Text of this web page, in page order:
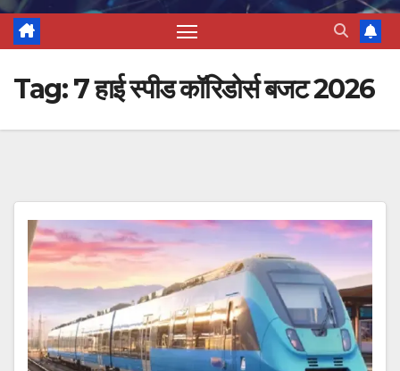
Tag:7 हाई स्पीड कॉरिडोर्स बजट 2026